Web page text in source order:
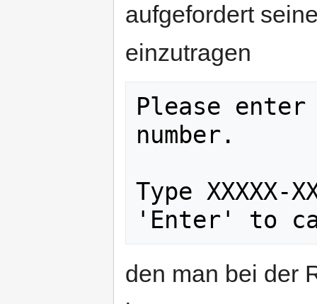
aufgefordert
einzutragen
Please
number.
Type XXXXX-
'Enter' to
den man bei der